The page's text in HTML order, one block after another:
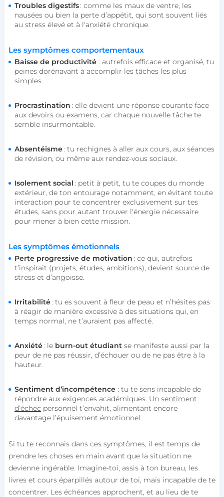
Troubles digestifs: comme les maux de ventre, les
nausées ou bien la perte d’appétit, qui sont souvent liés
au stress élevé et à l'anxiété chronique.
Les symptômes comportementaux
Baisse de productivité: autrefois efficace et organisé, tu
peines dorénavant à accomplir les tâches les plus
simples.
Procrastination : elle devient une réponse courante face
aux devoirs ou examens, car chaque nouvelle tâche te
semble insurmontable.
Absentéisme: tu rechignes à aller aux cours, aux séances
de révision, ou même aux rendez-vous sociaux.
Isolement social : petit à petit, tu te coupes du monde
extérieur, de ton entourage notamment, en évitant toute
interaction pour te concentrer exclusivement sur tes
études, sans pour autant trouver l'énergie nécessaire
pour mener à bien cette mission.
Les symptômes émotionnels
Perte progressive de motivation : ce qui, autrefois
t’inspirait (projets, études, ambitions), devient source de
stress et d’angoisse.
Irritabilité: tu es souvent à fleur de peau et n’hésites pas
à réagir de manière excessive à des situations qui, en
temps normal, ne t’auraient pas affecté.
Anxiété: le burn-out étudiantse manifeste aussi par la
peur de ne pas réussir, d’échouer ou de ne pas être à la
hauteur.
Sentiment d’incompétence: tu te sens incapable de
répondre aux exigences académiques. Un sentiment
d’échec personnel t’envahit, alimentant encore
davantage l’épuisement émotionnel.
Si tu te reconnais dans ces symptômes, il est temps de
prendre les choses en main avant que la situation ne
devienne ingérable. Imagine-toi, assis à ton bureau, les
livres et cours éparpillés autour de toi, mais incapable de te
concentrer. Les échéances approchent, et au lieu de te